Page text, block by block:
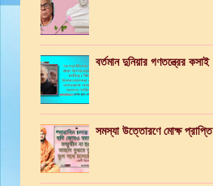
বর্তমান দুনিয়ার গণতন্ত্রের কসাই
সমস্যা উত্তোরণে মোক্ষ প্রাপ্তি